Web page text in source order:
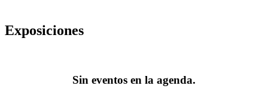
Exposiciones
Sin eventos en la agenda.